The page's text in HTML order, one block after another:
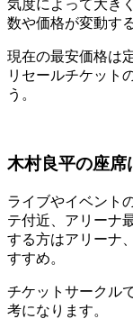
気度によって大き
数や価格が変動す
現在の最安価格は
リセールチケット
う。
木村良平の座席
ライブやイベント
テ付近、アリーナ
する方はアリーナ
すすめ。
チケットサークル
考になります。